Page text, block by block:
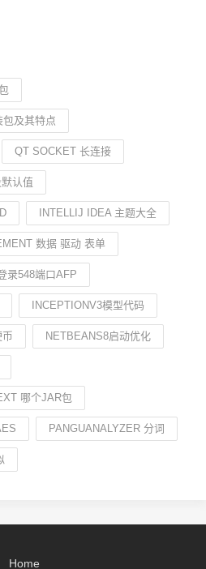
包及其特点
QT SOCKET 长连接
认值
INTELLIJ IDEA 主题大全
数据 驱动 表单
录548端口AFP
INCEPTIONV3模型代码
币 NETBEANS8启动优化
哪个JAR包
PANGUANALYZER 分词
Home